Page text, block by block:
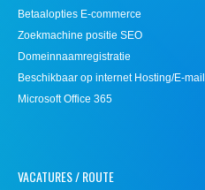
Betaalopties E-commerce
Zoekmachine positie SEO
Domeinnaamregistratie
Beschikbaar op internet Hosting/E-mail
Microsoft Office 365
VACATURES / ROUTE